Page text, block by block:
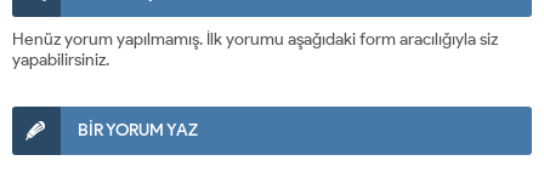
Henüz yorum yapılmamış. İlk yorumu aşağıdaki form aracılığıyla siz
yapabilirsiniz.
BİR YORUM YAZ